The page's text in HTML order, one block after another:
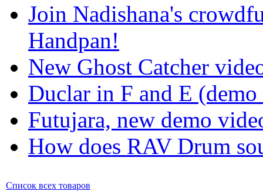
Join Nadishana's
Handpan!
New Ghost Catcher
Duclar in F and E
Futujara, new demo
How does RAV Drum
Список всех товаров